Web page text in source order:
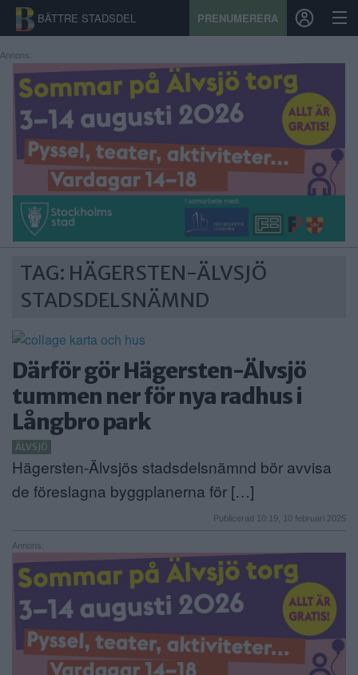
BÄTTRE STADSDEL PRENUMERERA
START
STADSDEL
PRENUMERATION
SPORT
ÅSIKTER
KALENDER
KONTAKT
SAMARBETEN
ANNONSERA
NÄRINGSLIV
MER
Annons:
TAG: HÄGERSTEN-ÄLVSJÖ
STADSDELSNÄMND
Därför gör Hägersten-Älvsjö
tummen ner för nya radhus i
Långbro park
ÄLVSJÖ
Hägersten-Älvsjös stadsdelsnämnd bör avvisa
de föreslagna byggplanerna för […]
Publicerad 10:19, 10 februari 2025
Annons: